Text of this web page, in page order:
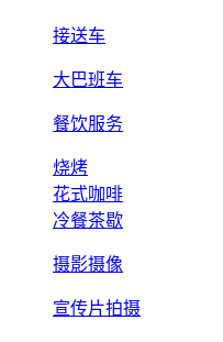
接送车
大巴班车
餐饮服务
烧烤
花式咖啡
冷餐茶歇
摄影摄像
宣传片拍摄